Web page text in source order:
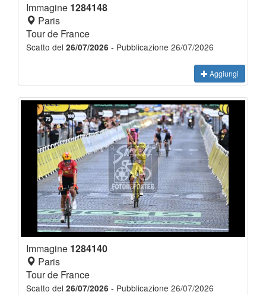
Immagine 1284148
Paris
Tour de France
Scatto del 26/07/2026 - Pubblicazione 26/07/2026
Aggiungi
Immagine 1284140
Paris
Tour de France
Scatto del 26/07/2026 - Pubblicazione 26/07/2026